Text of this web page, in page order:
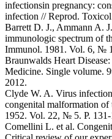
infectionsin pregnancy:
infection // Reprod.
Barrett D. J., Ammann A.
immunologic spectrum of
Immunol. 1981. Vol. 6, №
Braunwalds Heart
Medicine. Single volume.
2012.
Clyde W. A. Virus
congenital malformation of
1952. Vol. 22, № 5. P. 131-
Comellini L. et al.